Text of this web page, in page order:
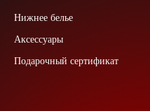
Нижнее белье
Аксессуары
Подарочный сертификат